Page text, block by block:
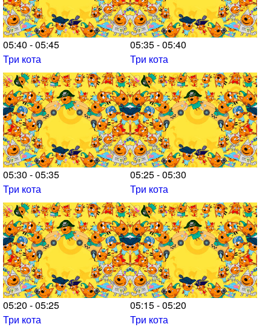
05:40 - 05:45
Три кота
05:35 - 05:40
Три кота
05:30 - 05:35
Три кота
05:25 - 05:30
Три кота
05:20 - 05:25
Три кота
05:15 - 05:20
Три кота